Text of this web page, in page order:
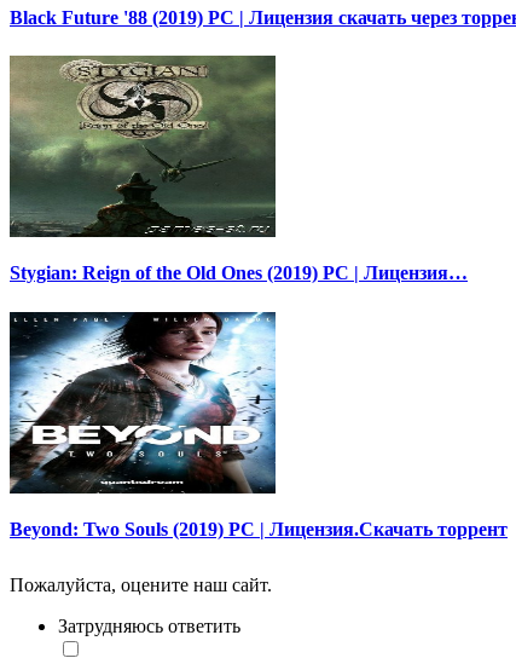
Black Future '88 (2019) PC | Лицензия скачать через
Stygian: Reign of the Old Ones (2019) PC | Лицензия…
Beyond: Two Souls (2019) PC | Лицензия.Скачать торрент
Пожалуйста, оцените наш сайт.
Затрудняюсь ответить